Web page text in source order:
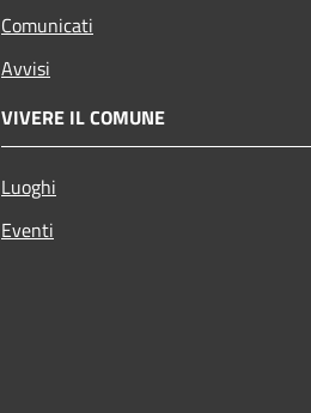
Comunicati
Avvisi
VIVERE IL COMUNE
Luoghi
Eventi